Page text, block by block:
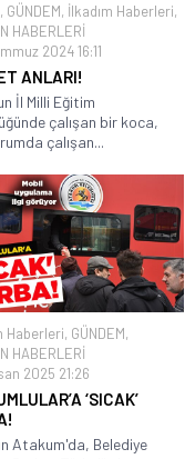
, GÜNDEM, İlkadım Haberleri,
HABERLERİ
2024 16:11
ANLARI!
İl Milli Eğitim
çalışan bir koca,
çalışan...
Haberleri, GÜNDEM,
HABERLERİ
2025 21:26
‘SICAK’
Atakum'da, Belediye